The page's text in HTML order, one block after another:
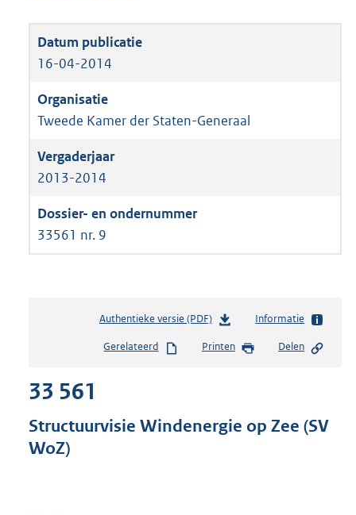
16-04-2014
Tweede Kamer der Staten-Generaal
2013-2014
33561 nr. 9
Authentieke versie (PDF)b
s
s
Informatie
Gerelateerd Printen Delen
33 561
Structuurvisie Windenergie op Zee (SV
WoZ)